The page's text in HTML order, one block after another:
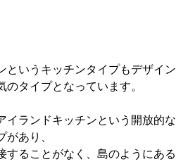
というキッチンタイプもデザイン
タイプとなっています。
イランドキッチンという開放的な
あり、
することがなく、島のようにある